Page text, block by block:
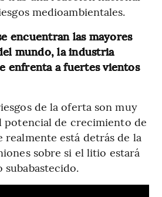
medioambientales.
encuentran las mayores
mundo, la industria
enfrenta a fuertes vientos
de la oferta son muy
potencial de crecimiento de
realmente está detrás de la
sobre si el litio estará
subabastecido.